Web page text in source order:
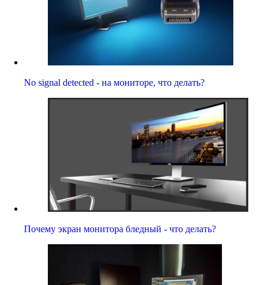
No signal detected - на мониторе, что делать?
Почему экран монитора бледный - что делать?